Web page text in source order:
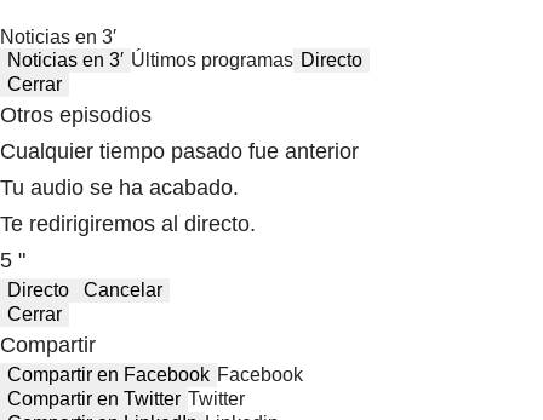
Noticias en 3′
Noticias en 3′ Últimos programas Directo
Cerrar
Otros episodios
Cualquier tiempo pasado fue anterior
Tu audio se ha acabado.
Te redirigiremos al directo.
5 "
Directo
Cancelar
Cerrar
Compartir
Compartir en Facebook Facebook
Compartir en Twitter Twitter